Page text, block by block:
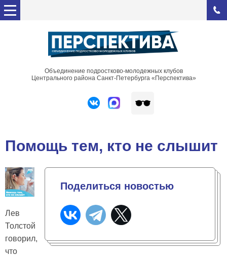
Объединение подростково-молодежных клубов
Центрального района Санкт-Петербурга «Перспектива»
Помощь тем, кто не слышит
Лев
Толстой
говорил,
что
Поделиться новостью